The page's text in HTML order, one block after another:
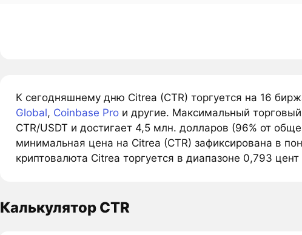
К сегодняшнему дню Citrea (CTR) торгуется на 16
Global, Coinbase Proи другие. Максимальный
CTR/USDT и достигает 4,5 млн. долларов (96% от
минимальная цена на Citrea (CTR) зафиксирована в
криптовалюта Citrea торгуется в диапазоне 0,793
Калькулятор CTR